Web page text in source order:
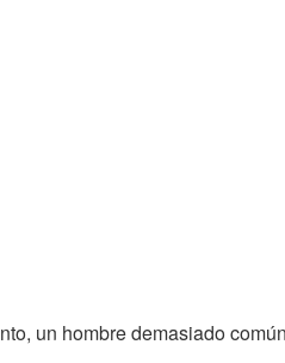
un hombre demasiado